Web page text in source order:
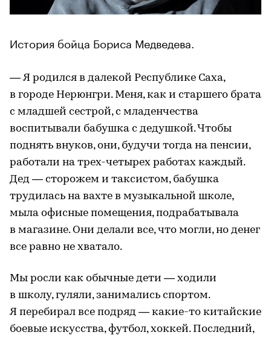
История бойца Бориса Медведева.
— Я родился в далекой Республике Саха,
в городе Нерюнгри. Меня, как и старшего брата
с младшей сестрой, с младенчества
воспитывали бабушка с дедушкой. Чтобы
поднять внуков, они, будучи тогда на пенсии,
работали на трех-четырех работах каждый.
Дед — сторожем и таксистом, бабушка
трудилась на вахте в музыкальной школе,
мыла офисные помещения, подрабатывала
в магазине. Они делали все, что могли, но денег
все равно не хватало.
Мы росли как обычные дети — ходили
в школу, гуляли, занимались спортом.
Я перебирал все подряд — какие-то китайские
боевые искусства, футбол, хоккей. Последний,